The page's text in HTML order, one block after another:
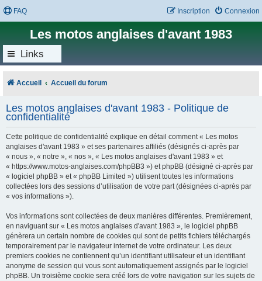
FAQ Connexion
Inscription
Les motos anglaises d'avant 1983
Links
Accueil Accueil du forum
Les motos anglaises d'avant 1983 - Politique de
confidentialité
Cette politique de confidentialité explique en détail comment « Les motos
anglaises d'avant 1983 » et ses partenaires affiliés (désignés ci-après par
« nous », « notre », « nos », « Les motos anglaises d'avant 1983 » et
« https://www.motos-anglaises.com/phpBB3 ») et phpBB (désigné ci-après par
« logiciel phpBB » et « phpBB Limited ») utilisent toutes les informations
collectées lors des sessions d’utilisation de votre part (désignées ci-après par
« vos informations »).
Vos informations sont collectées de deux manières différentes. Premièrement,
en naviguant sur « Les motos anglaises d'avant 1983 », le logiciel phpBB
génèrera un certain nombre de cookies qui sont de petits fichiers téléchargés
temporairement par le navigateur internet de votre ordinateur. Les deux
premiers cookies ne contiennent qu’un identifiant utilisateur et un identifiant
anonyme de session qui vous sont automatiquement assignés par le logiciel
phpBB. Un troisième cookie sera créé lors de votre navigation sur les sujets de